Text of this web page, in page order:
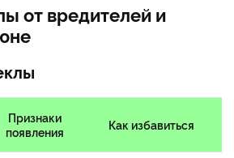
от вредителей и
Признаки
появления
Как избавиться